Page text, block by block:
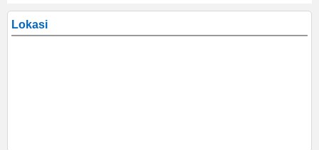
Lokasi